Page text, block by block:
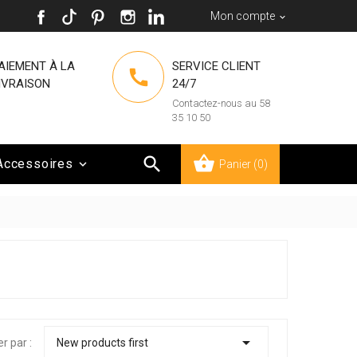
Mon compte 
À LA

SERVICE CLIENT
24/7
Contactez-nous au 58
35 10 50
  Panier (0)
par : New products first 